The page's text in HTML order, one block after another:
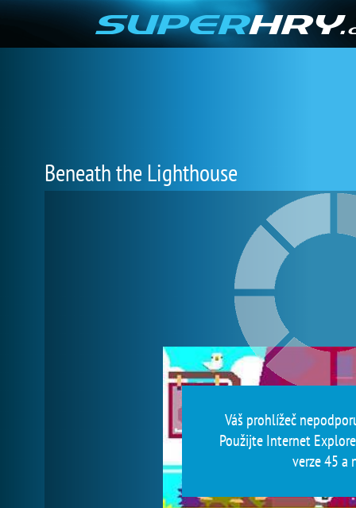
Beneath the Lighthouse
Váš prohlížeč
Použijte Internet
verze 45 a